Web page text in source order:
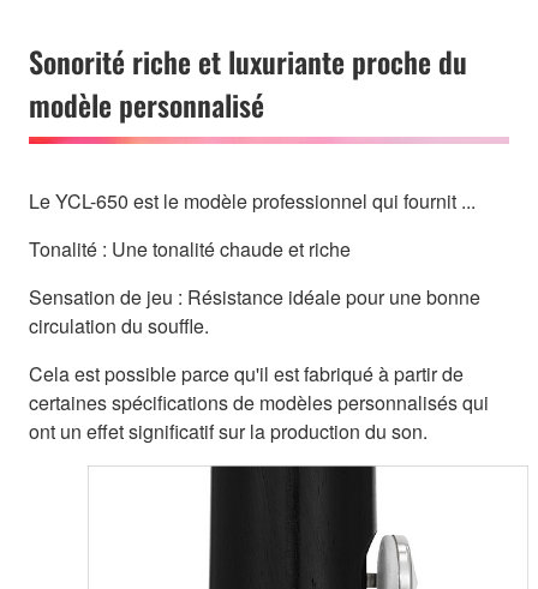
Sonorité riche et luxuriante proche du
modèle personnalisé
Le YCL-650 est le modèle professionnel qui fournit ...
Tonalité : Une tonalité chaude et riche
Sensation de jeu : Résistance idéale pour une bonne
circulation du souffle.
Cela est possible parce qu'il est fabriqué à partir de
certaines spécifications de modèles personnalisés qui
ont un effet significatif sur la production du son.